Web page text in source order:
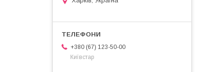
+380 (67) 123-50-00
Київстар